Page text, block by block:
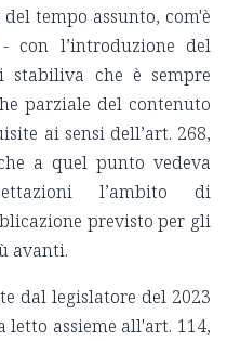
tempo assunto, com'è
- con l’introduzione del
che è sempre
parziale del contenuto
ai sensi dell’art. 268,
a quel punto vedeva
l’ambito di
previsto per gli
avanti.
dal legislatore del 2023
letto assieme all'art. 114,